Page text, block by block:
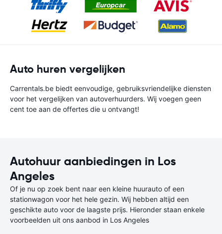
Auto huren vergelijken
Carrentals.be biedt eenvoudige, gebruiksvriendelijke diensten
voor het vergelijken van autoverhuurders. Wij voegen geen
cent toe aan de offertes die u ontvangt!
Autohuur aanbiedingen in Los
Angeles
Of je nu op zoek bent naar een kleine huurauto of een
stationwagon voor het hele gezin. Wij hebben altijd een
geschikte auto voor de laagste prijs. Hieronder staan enkele
voorbeelden uit ons aanbod in Los Angeles